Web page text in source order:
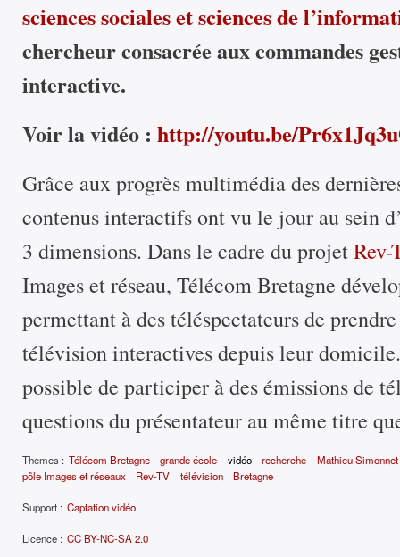
sciences sociales et sciences de
chercheur consacrée aux commandes
interactive.
Voir la vidéo : http://youtu.be/
Grâce aux progrès multimédia des
contenus interactifs ont vu le jour au sein
3 dimensions. Dans le cadre du projet
Images et réseau, Télécom Bretagne
permettant à des téléspectateurs de
télévision interactives depuis leur
possible de participer à des émissions de
questions du présentateur au même titre
Themes : Télécom Bretagne grande école vidéo recherche
Mathieu Simonnet
pôle Images et réseaux
Rev-TV télévision Bretagne
Support : Captation vidéo
Licence : CC BY-NC-SA 2.0